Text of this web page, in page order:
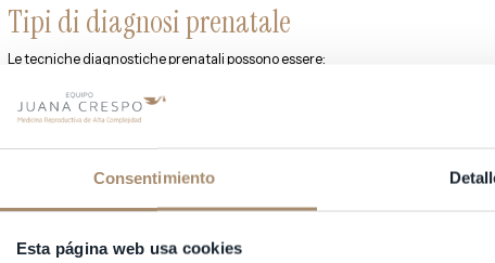
Consentimiento
Esta página web usa cookies
Tipi di diagnosi prenatale
Le tecniche diagnostiche prenatali possono essere:
Non invasive . Sono esami semplici che non comportano rischi né per la
In questo gruppo troveremo:
Ecografie Doppler (importanti per studiare le anomalie del sistema
Analisi del DNA fetale nel sangue materno (è il test genetico di
liberamente nel sangue materno grazie ad un prelievo di sangue).